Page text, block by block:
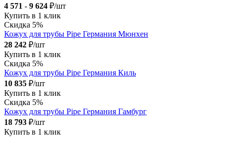
4 571 - 9 624 ₽/шт
Купить в 1 клик
Скидка 5%
Кожух для трубы Pipe Германия Мюнхен
28 242 ₽/шт
Купить в 1 клик
Скидка 5%
Кожух для трубы Pipe Германия Киль
10 835 ₽/шт
Купить в 1 клик
Скидка 5%
Кожух для трубы Pipe Германия Гамбург
18 793 ₽/шт
Купить в 1 клик